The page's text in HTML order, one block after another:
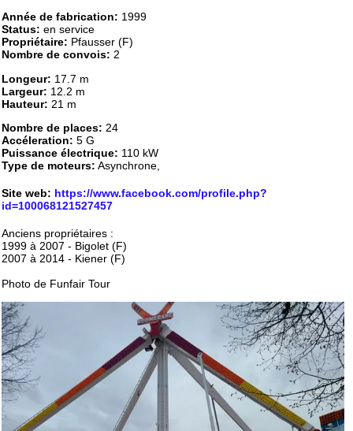
Année de fabrication: 1999
Status: en service
Propriétaire: Pfausser (F)
Nombre de convois: 2
Longeur: 17.7 m
Largeur: 12.2 m
Hauteur: 21 m
Nombre de places: 24
Accéleration: 5 G
Puissance électrique: 110 kW
Type de moteurs: Asynchrone,
Site web: https://www.facebook.com/profile.php?
id=100068121527457
Anciens propriétaires :
1999 à 2007 - Bigolet (F)
2007 à 2014 - Kiener (F)
Photo de Funfair Tour